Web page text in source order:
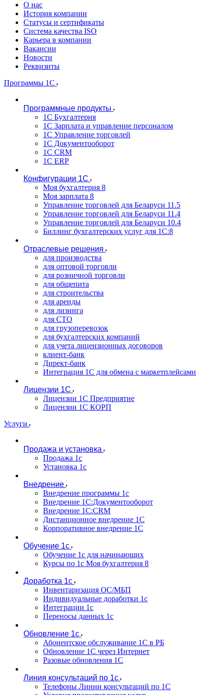
О нас
История компании
Статусы и сертификаты
Система качества ISO
Карьера в компании
Вакансии
Новости
Реквизиты
Программы 1С
Программные продукты
1С Бухгалтерия
1С Зарплата и управление персоналом
1С Управление торговлей
1С Документооборот
1С CRM
1С ERP
Конфигурации 1С
Моя бухгалтерия 8
Моя зарплата 8
Управление торговлей для Беларуси 11.5
Управление торговлей для Беларуси 11.4
Управление торговлей для Беларуси 10.4
Биллинг бухгалтерских услуг для 1С:8
Отраслевые решения
для производства
для оптовой торговли
для розничной торговли
для общепита
для строительства
для аренды
для лизинга
для СТО
для грузоперевозок
для бухгалтерских компаний
для учета лицензионных договоров
клиент-банк
Директ-банк
Интеграция 1C для обмена с маркетплейсами
Лицензии 1С
Лицензии 1С Предприятие
Лицензии 1С КОРП
Услуги
Продажа и установка
Продажа 1с
Установка 1с
Внедрение
Внедрение программы 1с
Внедрение 1С:Документооборот
Внедрение 1С:CRM
Дистанционное внедрение 1С
Корпоративное внедрение 1С
Обучение 1с
Обучение 1с для начинающих
Курсы по 1с Моя бухгалтерия 8
Доработка 1с
Инвентаризация ОС/МБП
Индивидуальные доработки 1с
Интеграции 1с
Переносы данных 1с
Обновление 1с
Абонентское обслуживание 1С в РБ
Обновление 1С через Интернет
Разовые обновления 1С
Линия консультаций по 1с
Телефоны Линии консультаций по 1С